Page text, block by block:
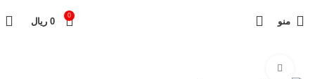
منو
0
0 ریال